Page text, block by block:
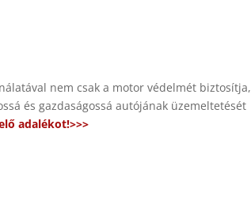
nem csak a motor védelmét biztosítja,
és gazdaságossá autójának üzemeltetését
adalékot!>>>